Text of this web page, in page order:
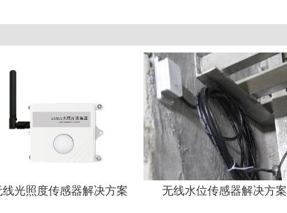
线光照度传感器解决方案 无线水位传感器解决方案